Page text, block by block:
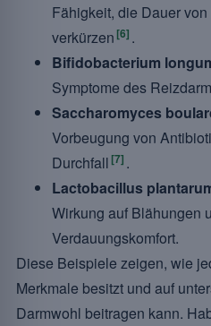
Fähigkeit, die Dauer
verkürzen [6] .
Bifidobacterium
Symptome des
Saccharomyces
Vorbeugung von
Durchfall [7] .
Lactobacillus
Wirkung auf Blähungen
Verdauungskomfort.
Diese Beispiele zeigen, wie
Merkmale besitzt und auf
Darmwohl beitragen kann.